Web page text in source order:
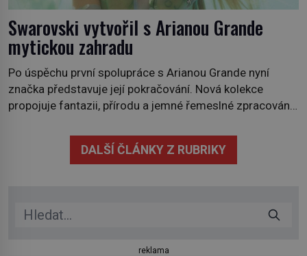
Swarovski vytvořil s Arianou Grande
mytickou zahradu
Po úspěchu první spolupráce s Arianou Grande nyní
značka představuje její pokračování. Nová kolekce
propojuje fantazii, přírodu a jemné řemeslné zpracování
třicítka šperků působí hravě a zároveň rafinovaně.
Spolupráce mezi značkou Swarovski a zpěvačkou a
DALŠÍ ČLÁNKY Z RUBRIKY
reklama